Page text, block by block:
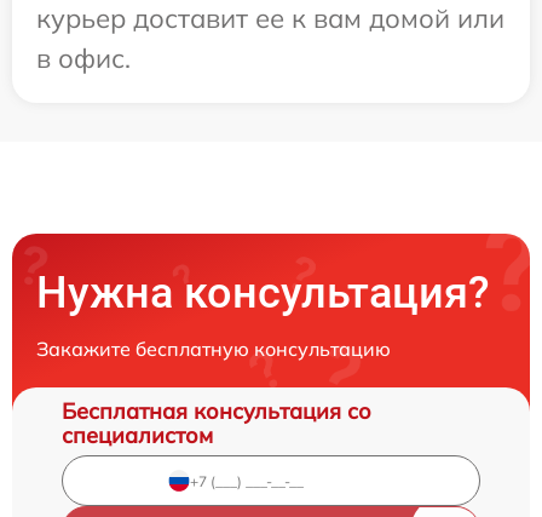
курьер доставит ее к вам домой или
в офис.
Нужна консультация?
Закажите бесплатную консультацию
Бесплатная консультация со
специалистом